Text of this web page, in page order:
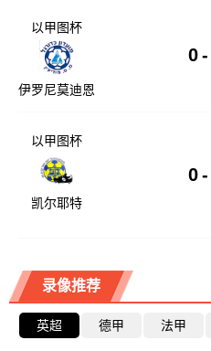
以甲图杯
伊罗尼莫迪恩
0 -
以甲图杯
凯尔耶特
0 -
录像推荐
英超 德甲 法甲